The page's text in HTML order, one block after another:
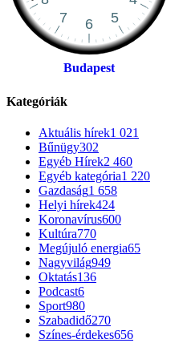
Budapest
Kategóriák
Aktuális hírek1 021
Bűnügy302
Egyéb Hírek2 460
Egyéb kategória1 220
Gazdaság1 658
Helyi hírek424
Koronavírus600
Kultúra770
Megújuló energia65
Nagyvilág949
Oktatás136
Podcast6
Sport980
Szabadidő270
Színes-érdekes656